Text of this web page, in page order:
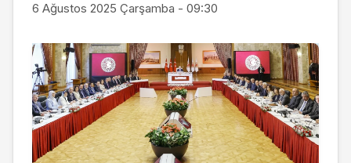
6 Ağustos 2025 Çarşamba - 09:30